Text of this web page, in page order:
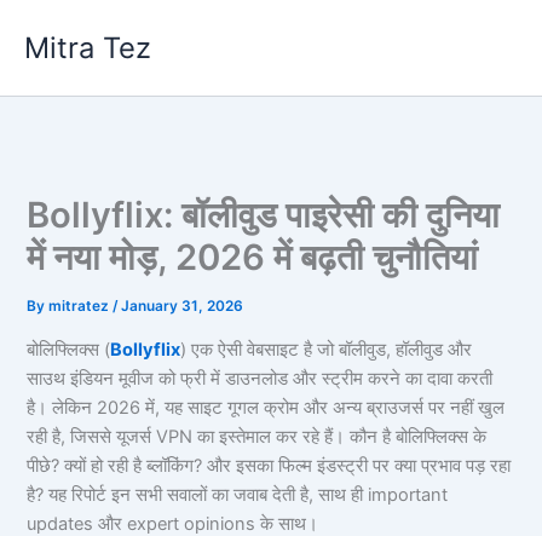
Mitra Tez
Bollyflix: बॉलीवुड पाइरेसी की दुनिया
में नया मोड़, 2026 में बढ़ती चुनौतियां
Bymitratez/January 31, 2026
बोलिफ्लिक्स (Bollyflix) एक ऐसी वेबसाइट है जो बॉलीवुड, हॉलीवुड और
साउथ इंडियन मूवीज को फ्री में डाउनलोड और स्ट्रीम करने का दावा करती
है। लेकिन 2026 में, यह साइट गूगल क्रोम और अन्य ब्राउजर्स पर नहीं खुल
रही है, जिससे यूजर्स VPN का इस्तेमाल कर रहे हैं। कौन है बोलिफ्लिक्स के
पीछे? क्यों हो रही है ब्लॉकिंग? और इसका फिल्म इंडस्ट्री पर क्या प्रभाव पड़ रहा
है? यह रिपोर्ट इन सभी सवालों का जवाब देती है, साथ ही important
updates और expert opinions के साथ।